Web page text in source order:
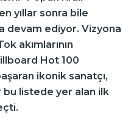
yıllar sonra bile
devam ediyor. Vizyona
akımlarının
Hot 100
ikonik sanatçı,
bu listede yer alan ilk